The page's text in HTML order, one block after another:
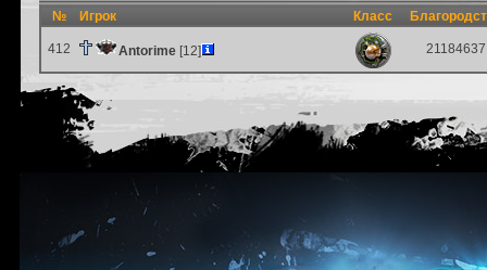
№ Игрок Класс
412 Antorime [12] 21184637